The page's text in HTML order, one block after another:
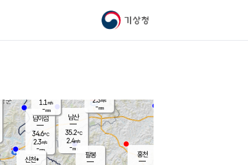
기상청
남이섬
34.6℃
2.3m/s
-mm
남산
35.2℃
2.4m/s
-mm
팔봉
1.1 m/s
-mm
신천*
홍천
2.3m/s
-mm